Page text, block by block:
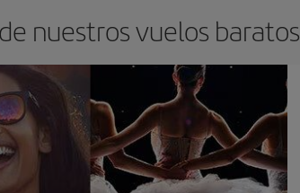
nuestros vuelos baratos